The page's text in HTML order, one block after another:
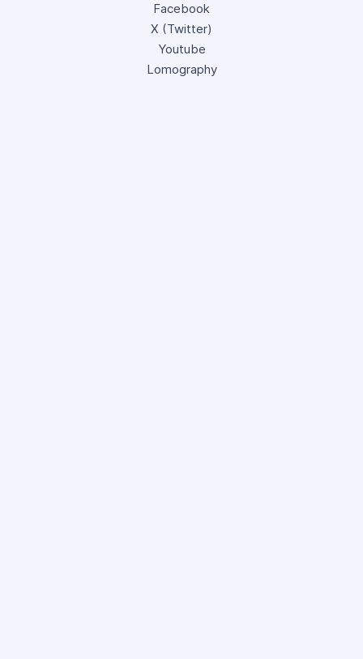
Facebook
X (Twitter)
Youtube
Lomography